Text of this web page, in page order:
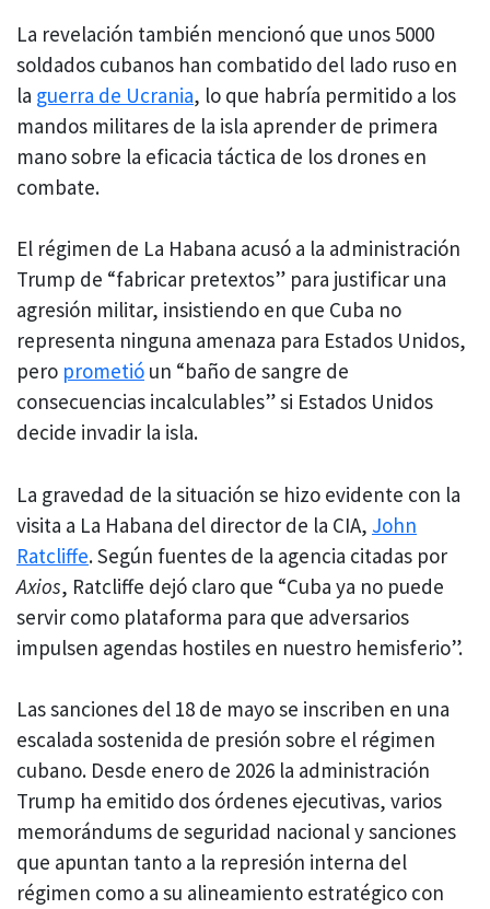
La revelación también mencionó que unos 5000
soldados cubanos han combatido del lado ruso en
la guerra de Ucrania, lo que habría permitido a los
mandos militares de la isla aprender de primera
mano sobre la eficacia táctica de los drones en
combate.
El régimen de La Habana acusó a la administración
Trump de “fabricar pretextos” para justificar una
agresión militar, insistiendo en que Cuba no
representa ninguna amenaza para Estados Unidos,
pero prometió un “baño de sangre de
consecuencias incalculables” si Estados Unidos
decide invadir la isla.
La gravedad de la situación se hizo evidente con la
visita a La Habana del director de la CIA, John
Ratcliffe. Según fuentes de la agencia citadas por
Axios, Ratcliffe dejó claro que “Cuba ya no puede
servir como plataforma para que adversarios
impulsen agendas hostiles en nuestro hemisferio”.
Las sanciones del 18 de mayo se inscriben en una
escalada sostenida de presión sobre el régimen
cubano. Desde enero de 2026 la administración
Trump ha emitido dos órdenes ejecutivas, varios
memorándums de seguridad nacional y sanciones
que apuntan tanto a la represión interna del
régimen como a su alineamiento estratégico con